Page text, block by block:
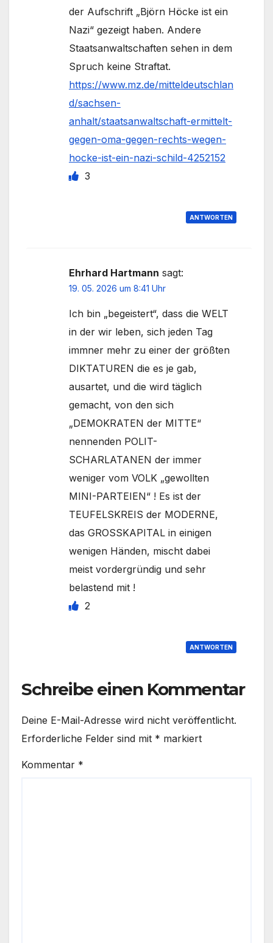
der Aufschrift „Björn Höcke ist ein
Nazi“ gezeigt haben. Andere
Staatsanwaltschaften sehen in dem
Spruch keine Straftat.
https://www.mz.de/mitteldeutschlan
d/sachsen-
anhalt/staatsanwaltschaft-ermittelt-
gegen-oma-gegen-rechts-wegen-
hocke-ist-ein-nazi-schild-4252152
3
ANTWORTEN
Ehrhard Hartmann sagt:
19. 05. 2026 um 8:41 Uhr
Ich bin „begeistert“, dass die WELT
in der wir leben, sich jeden Tag
immner mehr zu einer der größten
DIKTATUREN die es je gab,
ausartet, und die wird täglich
gemacht, von den sich
„DEMOKRATEN der MITTE“
nennenden POLIT-
SCHARLATANEN der immer
weniger vom VOLK „gewollten
MINI-PARTEIEN“ ! Es ist der
TEUFELSKREIS der MODERNE,
das GROSSKAPITAL in einigen
wenigen Händen, mischt dabei
meist vordergründig und sehr
belastend mit !
2
ANTWORTEN
Schreibe einen Kommentar
Deine E-Mail-Adresse wird nicht veröffentlicht.
Erforderliche Felder sind mit * markiert
Kommentar *